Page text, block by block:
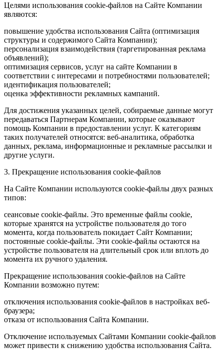
Целями использования cookie-файлов на Сайте Компании
являются:
повышение удобства использования Сайта (оптимизация
структуры и содержимого Сайта Компании);
персонализация взаимодействия (таргетированная реклама
объявлений);
оптимизация сервисов, услуг на сайте Компании в
соответствии с интересами и потребностями пользователей;
идентификация пользователей;
оценка эффективности рекламных кампаний.
Для достижения указанных целей, собираемые данные могут
передаваться Партнерам Компании, которые оказывают
помощь Компании в предоставлении услуг. К категориям
таких получателей относятся: веб-аналитика, обработка
данных, реклама, информационные и рекламные рассылки и
другие услуги.
3. Прекращение использования cookie-файлов
На Сайте Компании используются cookie-файлы двух разных
типов:
сеансовые cookie-файлы. Это временные файлы cookie,
которые хранятся на устройстве пользователя до того
момента, когда пользователь покидает Сайт Компании;
постоянные cookie-файлы. Эти cookie-файлы остаются на
устройстве пользователя на длительный срок или вплоть до
момента их ручного удаления.
Прекращение использования cookie-файлов на Сайте
Компании возможно путем:
отключения использования cookie-файлов в настройках веб-
браузера;
отказа от использования Сайта Компании.
Отключение используемых Сайтами Компании cookie-файлов
может привести к снижению удобства использования Сайта.